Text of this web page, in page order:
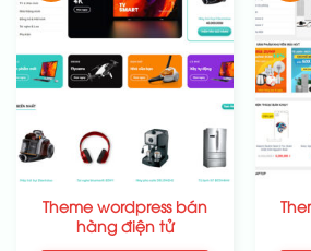
Theme wordpress bán
hàng điện tử